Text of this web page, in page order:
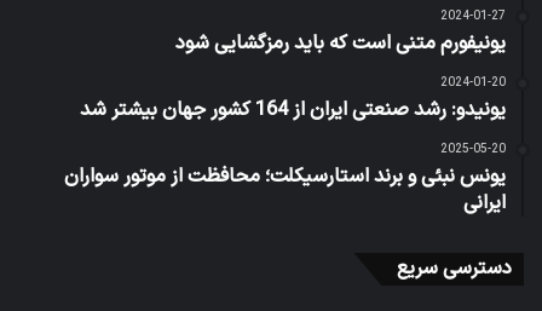
2024-01-27
یونیفورم متنی است که باید رمزگشایی شود
2024-01-20
یونیدو: رشد صنعتی ایران از 164 کشور جهان بیشتر شد
2025-05-20
یونس نبئی و برند استارسیکلت؛ محافظت از موتور سواران
ایرانی
دسترسی سریع